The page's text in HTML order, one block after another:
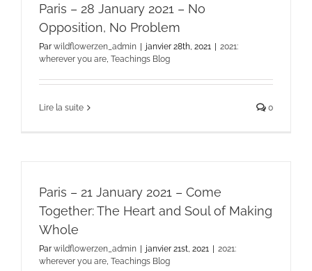
Paris – 28 January 2021 – No
Opposition, No Problem
Par wildflowerzen_admin | janvier 28th, 2021 | 2021:
wherever you are Teachings Blog
Lire la suite 0
Paris – 21 January 2021 – Come
Together: The Heart and Soul of Making
Whole
Par wildflowerzen_admin | janvier 21st, 2021 | 2021:
wherever you are Teachings Blog